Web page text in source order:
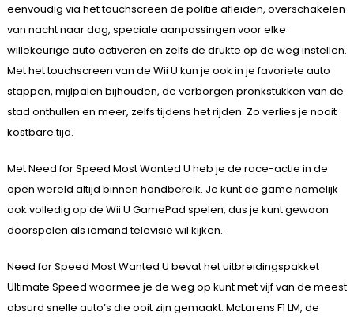
eenvoudig via het touchscreen de politie afleiden, overschakelen
van nacht naar dag, speciale aanpassingen voor elke
willekeurige auto activeren en zelfs de drukte op de weg instellen.
Met het touchscreen van de Wii U kun je ook in je favoriete auto
stappen, mijlpalen bijhouden, de verborgen pronkstukken van de
stad onthullen en meer, zelfs tijdens het rijden. Zo verlies je nooit
kostbare tijd.
Met Need for Speed Most Wanted U heb je de race-actie in de
open wereld altijd binnen handbereik. Je kunt de game namelijk
ook volledig op de Wii U GamePad spelen, dus je kunt gewoon
doorspelen als iemand televisie wil kijken.
Need for Speed Most Wanted U bevat het uitbreidingspakket
Ultimate Speed waarmee je de weg op kunt met vijf van de meest
absurd snelle auto’s die ooit zijn gemaakt: McLarens F1 LM, de